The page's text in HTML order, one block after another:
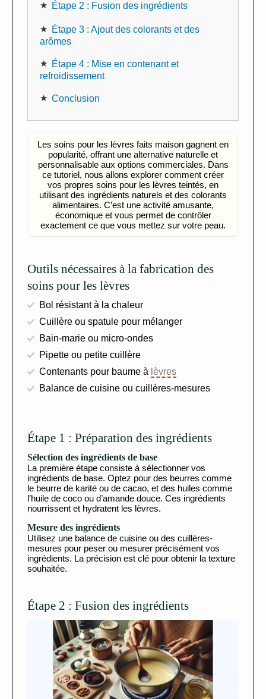
Étape 2 : Fusion des ingrédients
Étape 3 : Ajout des colorants et des
arômes
Étape 4 : Mise en contenant et
refroidissement
Conclusion
Les soins pour les lèvres faits maison gagnent en
popularité, offrant une alternative naturelle et
personnalisable aux options commerciales. Dans
ce tutoriel, nous allons explorer comment créer
vos propres soins pour les lèvres teintés, en
utilisant des ingrédients naturels et des colorants
alimentaires. C’est une activité amusante,
économique et vous permet de contrôler
exactement ce que vous mettez sur votre peau.
Outils nécessaires à la fabrication des
soins pour les lèvres
Bol résistant à la chaleur
Cuillère ou spatule pour mélanger
Bain-marie ou micro-ondes
Pipette ou petite cuillère
Contenants pour baume à lèvres
Balance de cuisine ou cuillères-mesures
Étape 1 : Préparation des ingrédients
Sélection des ingrédients de base
La première étape consiste à sélectionner vos
ingrédients de base. Optez pour des beurres comme
le beurre de karité ou de cacao, et des huiles comme
l’huile de coco ou d’amande douce. Ces ingrédients
nourrissent et hydratent les lèvres.
Mesure des ingrédients
Utilisez une balance de cuisine ou des cuillères-
mesures pour peser ou mesurer précisément vos
ingrédients. La précision est clé pour obtenir la texture
souhaitée.
Étape 2 : Fusion des ingrédients